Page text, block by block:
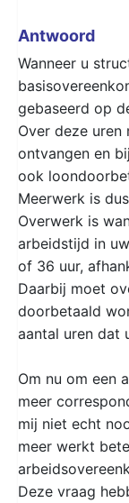
Antwoord
Wanneer u
gebaseerd op
Over deze
ontvangen en
ook
Meerwerk is
Overwerk is
arbeidstijd in
of 36 uur,
Daarbij moet
doorbetaald
aantal uren dat
Om nu om een
meer
mij niet echt
meer werkt
Deze vraag